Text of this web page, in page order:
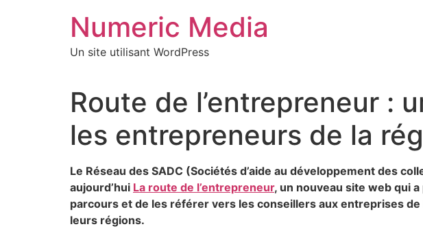
Numeric Media
Un site utilisant WordPress
Route de l’entrepreneur :
les entrepreneurs de la
Le Réseau des SADC (Sociétés d’aide au développement des
aujourd’hui La route de l’entrepreneur, un nouveau site web qui
parcours et de les référer vers les conseillers aux entreprises
leurs régions.